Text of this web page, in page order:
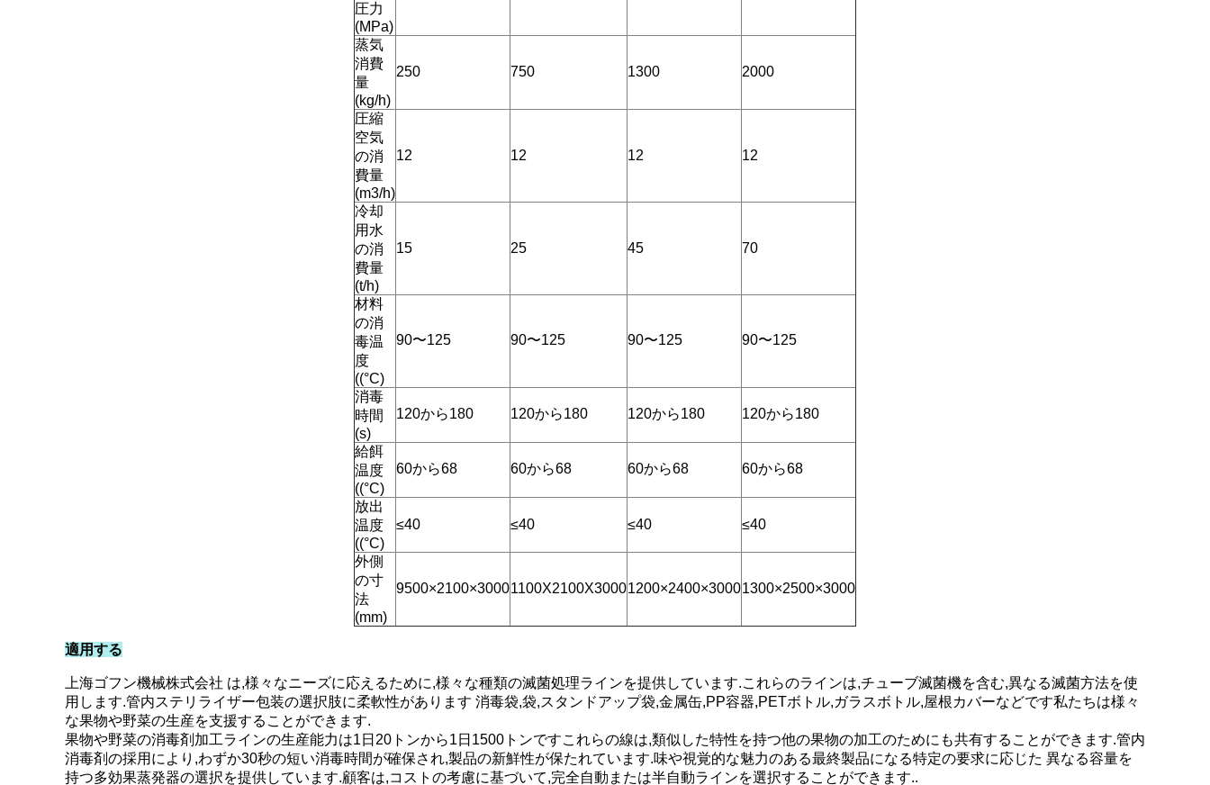
圧力
(MPa)
蒸気
消費
量
(kg/h)
250 750 1300 2000
圧縮
空気
の消
費量
(m3/h)
12 12 12 12
冷却
用水
の消
費量
(t/h)
15 25 45 70
材料
の消
毒温
度
((°C)
90〜125 90〜125 90〜125 90〜125
消毒
時間
(s)
120から180 120から180 120から180 120から180
給餌
温度
((°C)
60から68 60から68 60から68 60から68
放出
温度
((°C)
≤40 ≤40 ≤40 ≤40
外側
の寸
法
(mm)
9500×2100×30001100X2100X30001200×2400×30001300×2500×3000
適用する
上海ゴフン機械株式会社 は,様々なニーズに応えるために,様々な種類の滅菌処理ラインを提供しています.これらのラインは,チューブ滅菌機を含む,異なる滅菌方法を使
用します.管内ステリライザー包装の選択肢に柔軟性があります 消毒袋,袋,スタンドアップ袋,金属缶,PP容器,PETボトル,ガラスボトル,屋根カバーなどです私たちは様々
な果物や野菜の生産を支援することができます.
果物や野菜の消毒剤加工ラインの生産能力は1日20トンから1日1500トンですこれらの線は,類似した特性を持つ他の果物の加工のためにも共有することができます.管内
消毒剤の採用により,わずか30秒の短い消毒時間が確保され,製品の新鮮性が保たれています.味や視覚的な魅力のある最終製品になる特定の要求に応じた 異なる容量を
持つ多効果蒸発器の選択を提供しています.顧客は,コストの考慮に基づいて,完全自動または半自動ラインを選択することができます..